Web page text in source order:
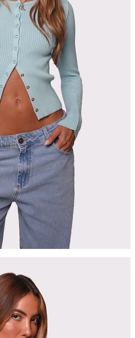
casacos e jaquetas
jeans
all black